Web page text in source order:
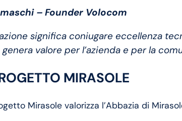
– Founder Volocom
significa coniugare eccellenza
valore per l’azienda e per la
MIRASOLE
Mirasole valorizza l’Abbazia di